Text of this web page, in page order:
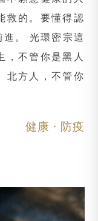
救的。要懂得認
。 光環密宗這
，不管你是黑人
北方人，不管你
健康 · 防疫